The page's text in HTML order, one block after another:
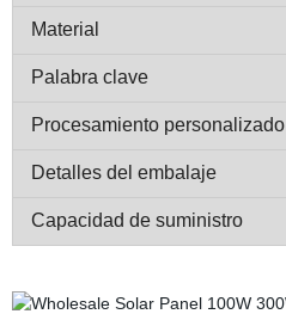
Material
Palabra clave
Procesamiento personalizado
Detalles del embalaje
Capacidad de suministro